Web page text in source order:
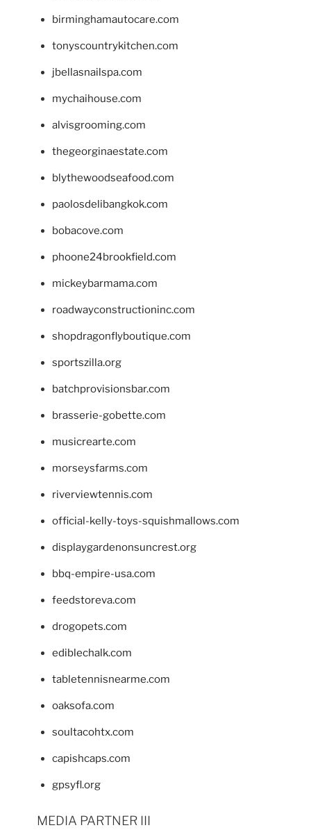
birminghamautocare.com
tonyscountrykitchen.com
jbellasnailspa.com
mychaihouse.com
alvisgrooming.com
thegeorginaestate.com
blythewoodseafood.com
paolosdelibangkok.com
bobacove.com
phoone24brookfield.com
mickeybarmama.com
roadwayconstructioninc.com
shopdragonflyboutique.com
sportszilla.org
batchprovisionsbar.com
brasserie-gobette.com
musicrearte.com
morseysfarms.com
riverviewtennis.com
official-kelly-toys-squishmallows.com
displaygardenonsuncrest.org
bbq-empire-usa.com
feedstoreva.com
drogopets.com
ediblechalk.com
tabletennisnearme.com
oaksofa.com
soultacohtx.com
capishcaps.com
gpsyfl.org
MEDIA PARTNER III